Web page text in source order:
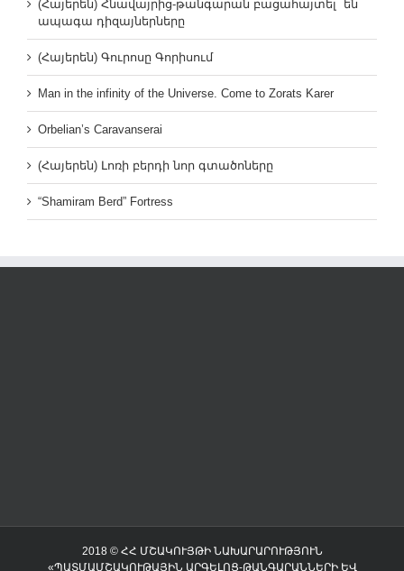
(Հայերեն) Հնավայրից-թանգարան բացահայտել են
ապագա դիզայներները
(Հայերեն) Գուրոսը Գորիսում
Man in the infinity of the Universe. Come to Zorats Karer
Orbelian’s Caravanserai
(Հայերեն) Լոռի բերդի նոր գտածոները
“Shamiram Berd” Fortress
2018 © ՀՀ ՄՇԱԿՈՒՅԹԻ ՆԱԽԱՐԱՐՈՒԹՅՈՒՆ
«ՊԱՏՄԱՄՇԱԿՈՒԹԱՅԻՆ ԱՐԳԵԼՈՑ-ԹԱՆԳԱՐԱՆՆԵՐԻ ԵՎ